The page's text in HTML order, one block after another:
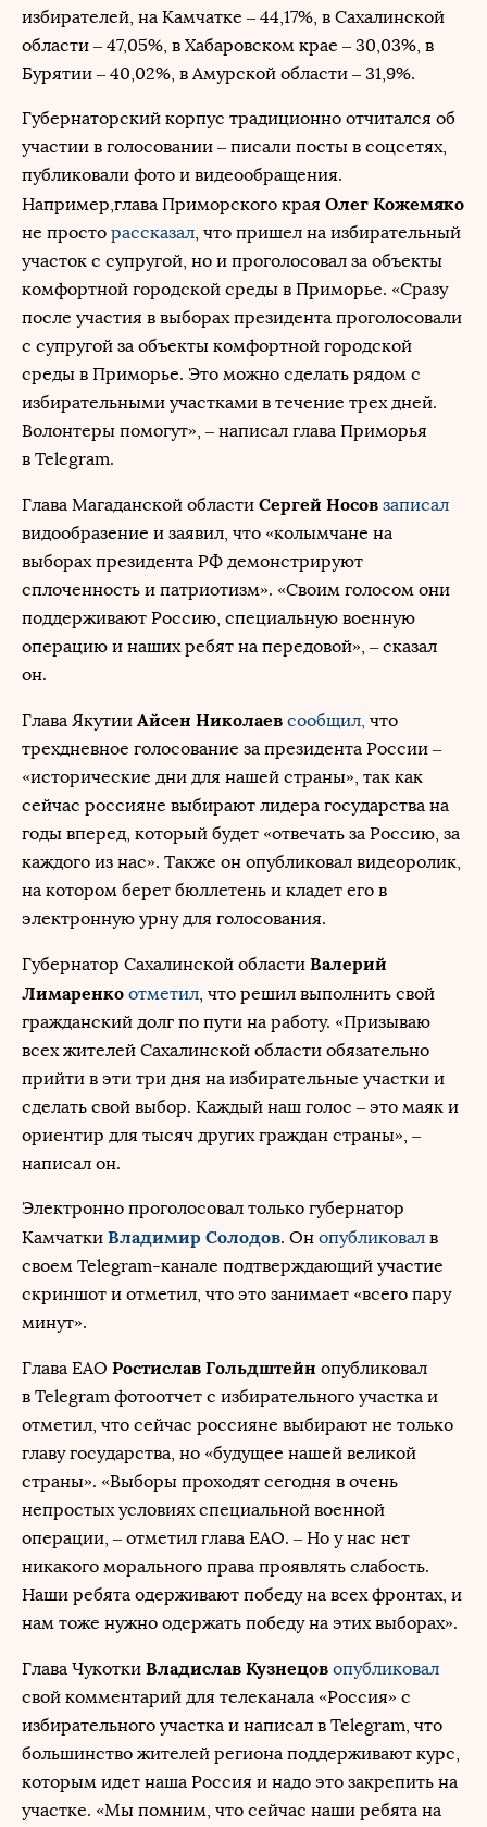
избирателей, на Камчатке – 44,17%, в Сахалинской
области – 47,05%, в Хабаровском крае – 30,03%, в
Бурятии – 40,02%, в Амурской области – 31,9%.
Губернаторский корпус традиционно отчитался об
участии в голосовании – писали посты в соцсетях,
публиковали фото и видеообращения.
Например,глава Приморского края Олег Кожемяко
не просто рассказал, что пришел на избирательный
участок с супругой, но и проголосовал за объекты
комфортной городской среды в Приморье. «Сразу
после участия в выборах президента проголосовали
с супругой за объекты комфортной городской
среды в Приморье. Это можно сделать рядом с
избирательными участками в течение трех дней.
Волонтеры помогут», – написал глава Приморья
в Telegram.
Глава Магаданской области Сергей Носов записал
видообразение и заявил, что «колымчане на
выборах президента РФ демонстрируют
сплоченность и патриотизм». «Своим голосом они
поддерживают Россию, специальную военную
операцию и наших ребят на передовой», – сказал
он.
Глава Якутии Айсен Николаев сообщил, что
трехдневное голосование за президента России –
«исторические дни для нашей страны», так как
сейчас россияне выбирают лидера государства на
годы вперед, который будет «отвечать за Россию, за
каждого из нас». Также он опубликовал видеоролик,
на котором берет бюллетень и кладет его в
электронную урну для голосования.
Губернатор Сахалинской области Валерий
Лимаренко отметил, что решил выполнить свой
гражданский долг по пути на работу. «Призываю
всех жителей Сахалинской области обязательно
прийти в эти три дня на избирательные участки и
сделать свой выбор. Каждый наш голос – это маяк и
ориентир для тысяч других граждан страны», –
написал он.
Электронно проголосовал только губернатор
Камчатки Владимир Солодов. Он опубликовал в
своем Telegram-канале подтверждающий участие
скриншот и отметил, что это занимает «всего пару
минут».
Глава ЕАО Ростислав Гольдштейн опубликовал
в Telegram фотоотчет с избирательного участка и
отметил, что сейчас россияне выбирают не только
главу государства, но «будущее нашей великой
страны». «Выборы проходят сегодня в очень
непростых условиях специальной военной
операции, – отметил глава ЕАО. – Но у нас нет
никакого морального права проявлять слабость.
Наши ребята одерживают победу на всех фронтах, и
нам тоже нужно одержать победу на этих выборах».
Глава Чукотки Владислав Кузнецов опубликовал
свой комментарий для телеканала «Россия» с
избирательного участка и написал в Telegram, что
большинство жителей региона поддерживают курс,
которым идет наша Россия и надо это закрепить на
участке. «Мы помним, что сейчас наши ребята на